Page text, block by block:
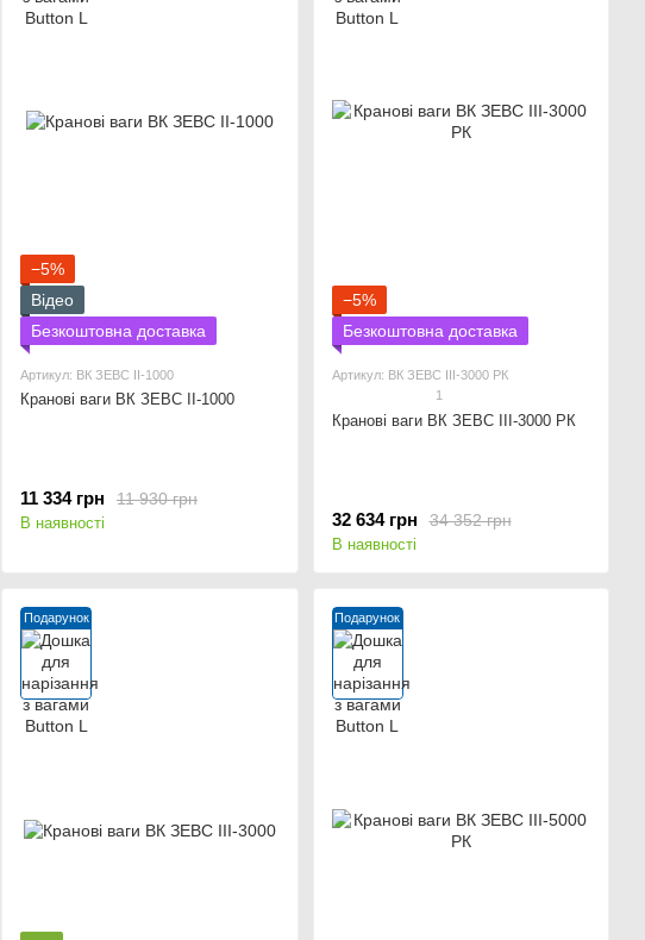
−5%
Відео
Безкоштовна доставка
Артикул: ВК ЗЕВС ІІ-1000
Кранові ваги ВК ЗЕВС ІІ-1000
11 930 грн
11 334 грн
В наявності
−5%
Безкоштовна доставка
Артикул: ВК ЗЕВС ІІІ-3000 РК
1
Кранові ваги ВК ЗЕВС ІІІ-3000 РК
34 352 грн
32 634 грн
В наявності
Подарунок Подарунок